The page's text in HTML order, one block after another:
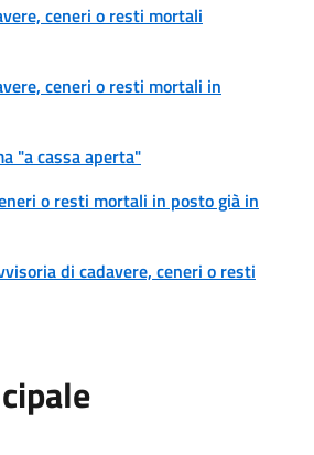
ceneri o resti mortali
ceneri o resti mortali in
"a cassa aperta"
o resti mortali in posto già in
di cadavere, ceneri o resti